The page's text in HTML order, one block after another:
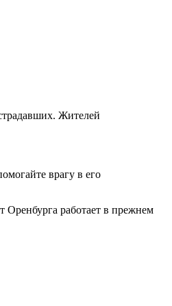
Жителей
врагу в его
работает в прежнем